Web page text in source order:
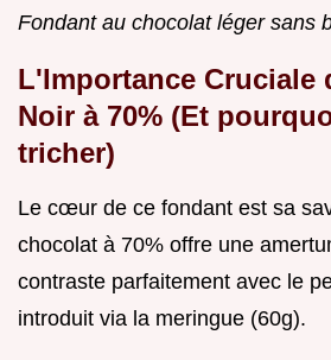
Fondant au chocolat léger sans
L'Importance Cruciale
Noir à 70% (Et
tricher)
Le cœur de ce fondant est sa
chocolat à 70% offre une
contraste parfaitement avec le
introduit via la meringue (60g).